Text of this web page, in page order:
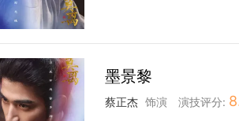
墨景黎
蔡正杰 饰演 演技评分: